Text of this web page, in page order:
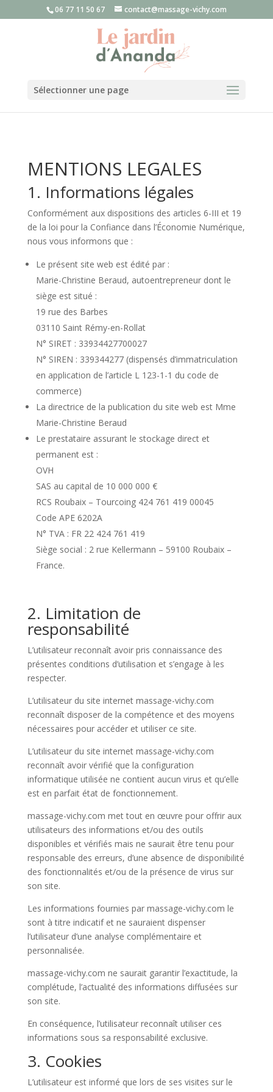
06 77 11 50 67 contact@massage-vichy.com
Sélectionner une page
MENTIONS LEGALES
1. Informations légales
Conformément aux dispositions des articles 6-III et 19
de la loi pour la Confiance dans l’Économie Numérique,
nous vous informons que :
Le présent site web est édité par :
Marie-Christine Beraud, autoentrepreneur dont le
siège est situé :
19 rue des Barbes
03110 Saint Rémy-en-Rollat
N° SIRET : 33934427700027
N° SIREN : 339344277 (dispensés d’immatriculation
en application de l’article L 123-1-1 du code de
commerce)
La directrice de la publication du site web est Mme
Marie-Christine Beraud
Le prestataire assurant le stockage direct et
permanent est :
OVH
SAS au capital de 10 000 000 €
RCS Roubaix – Tourcoing 424 761 419 00045
Code APE 6202A
N° TVA : FR 22 424 761 419
Siège social : 2 rue Kellermann – 59100 Roubaix –
France.
2. Limitation de
responsabilité
L’utilisateur reconnaît avoir pris connaissance des
présentes conditions d’utilisation et s’engage à les
respecter.
L’utilisateur du site internet massage-vichy.com
reconnaît disposer de la compétence et des moyens
nécessaires pour accéder et utiliser ce site.
L’utilisateur du site internet massage-vichy.com
reconnaît avoir vérifié que la configuration
informatique utilisée ne contient aucun virus et qu’elle
est en parfait état de fonctionnement.
massage-vichy.com met tout en œuvre pour offrir aux
utilisateurs des informations et/ou des outils
disponibles et vérifiés mais ne saurait être tenu pour
responsable des erreurs, d’une absence de disponibilité
des fonctionnalités et/ou de la présence de virus sur
son site.
Les informations fournies par massage-vichy.com le
sont à titre indicatif et ne sauraient dispenser
l’utilisateur d’une analyse complémentaire et
personnalisée.
massage-vichy.com ne saurait garantir l’exactitude, la
complétude, l’actualité des informations diffusées sur
son site.
En conséquence, l’utilisateur reconnaît utiliser ces
informations sous sa responsabilité exclusive.
3. Cookies
L’utilisateur est informé que lors de ses visites sur le